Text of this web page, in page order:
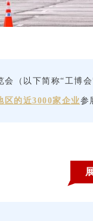
（以下简称“工博
区的近3000家企业参